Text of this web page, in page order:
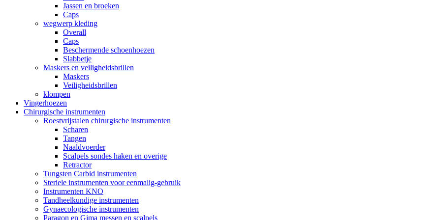
Jassen en broeken
Caps
wegwerp kleding
Overall
Caps
Beschermende schoenhoezen
Slabbetje
Maskers en veiligheidsbrillen
Maskers
Veiligheidsbrillen
klompen
Vingerhoezen
Chirurgische instrumenten
Roestvrijstalen chirurgische instrumenten
Scharen
Tangen
Naaldvoerder
Scalpels sondes haken en overige
Retractor
Tungsten Carbid instrumenten
Steriele instrumenten voor eenmalig-gebruik
Instrumenten KNO
Tandheelkundige instrumenten
Gynaecologische instrumenten
Paragon en Gima messen en scalpels